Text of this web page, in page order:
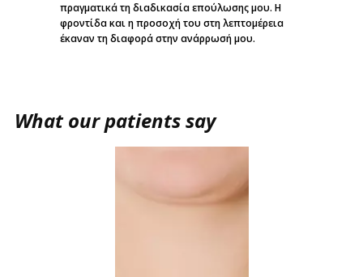
πραγματικά τη διαδικασία επούλωσης μου. Η
φροντίδα και η προσοχή του στη λεπτομέρεια
έκαναν τη διαφορά στην ανάρρωσή μου.
​​What our patients say